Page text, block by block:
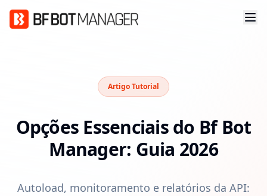
Artigo Tutorial
Opções Essenciais do Bf Bot
Manager: Guia 2026
Autoload, monitoramento e relatórios da API: